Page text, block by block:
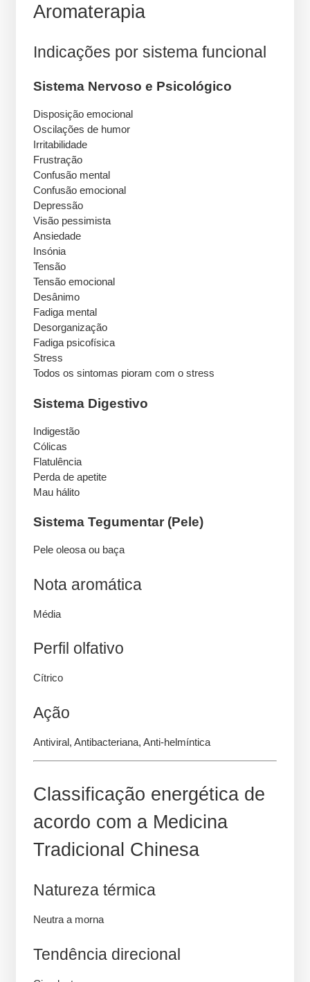
Aromaterapia
Indicações por sistema funcional
Sistema Nervoso e Psicológico
Disposição emocional
Oscilações de humor
Irritabilidade
Frustração
Confusão mental
Confusão emocional
Depressão
Visão pessimista
Ansiedade
Insónia
Tensão
Tensão emocional
Desânimo
Fadiga mental
Desorganização
Fadiga psicofísica
Stress
Todos os sintomas pioram com o stress
Sistema Digestivo
Indigestão
Cólicas
Flatulência
Perda de apetite
Mau hálito
Sistema Tegumentar (Pele)
Pele oleosa ou baça
Nota aromática
Média
Perfil olfativo
Cítrico
Ação
Antiviral, Antibacteriana, Anti-helmíntica
Classificação energética de
acordo com a Medicina
Tradicional Chinesa
Natureza térmica
Neutra a morna
Tendência direcional